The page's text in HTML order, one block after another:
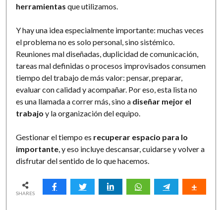
herramientas que utilizamos.
Y hay una idea especialmente importante: muchas veces
el problema no es solo personal, sino sistémico.
Reuniones mal diseñadas, duplicidad de comunicación,
tareas mal definidas o procesos improvisados consumen
tiempo del trabajo de más valor: pensar, preparar,
evaluar con calidad y acompañar. Por eso, esta lista no
es una llamada a correr más, sino a diseñar mejor el
trabajo y la organización del equipo.
Gestionar el tiempo es recuperar espacio para lo
importante, y eso incluye descansar, cuidarse y volver a
disfrutar del sentido de lo que hacemos.
SHARES